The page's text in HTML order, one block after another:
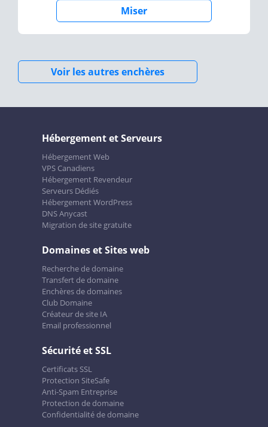
Miser
Voir les autres enchères
Hébergement et Serveurs
Hébergement Web
VPS Canadiens
Hébergement Revendeur
Serveurs Dédiés
Hébergement WordPress
DNS Anycast
Migration de site gratuite
Domaines et Sites web
Recherche de domaine
Transfert de domaine
Enchères de domaines
Club Domaine
Créateur de site IA
Email professionnel
Sécurité et SSL
Certificats SSL
Protection SiteSafe
Anti-Spam Entreprise
Protection de domaine
Confidentialité de domaine